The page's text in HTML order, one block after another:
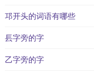
邛开头的词语有哪些
镸字旁的字
乙字旁的字